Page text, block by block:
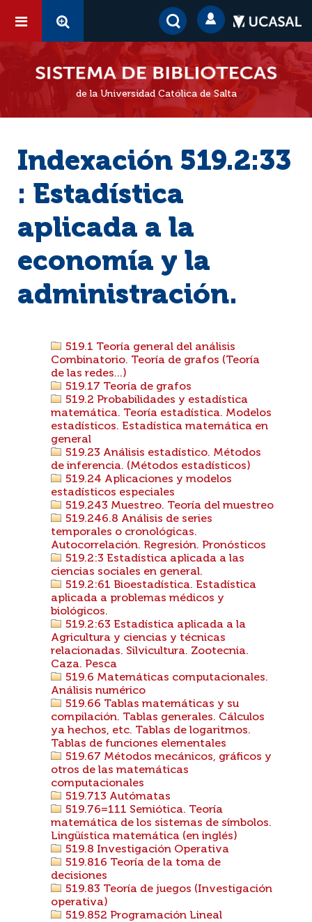
de la Universidad Católica de Salta
Indexación 519.2:33
: Estadística
aplicada a la
economía y la
administración.
519.1 Teoría general del análisis
Combinatorio. Teoría de grafos (Teoría
de las redes...)
519.17 Teoría de grafos
519.2 Probabilidades y estadística
matemática. Teoría estadística. Modelos
estadísticos. Estadística matemática en
general
519.23 Análisis estadístico. Métodos
de inferencia. (Métodos estadísticos)
519.24 Aplicaciones y modelos
estadísticos especiales
519.243 Muestreo. Teoría del muestreo
519.246.8 Análisis de series
temporales o cronológicas.
Autocorrelación. Regresión. Pronósticos
519.2:3 Estadística aplicada a las
ciencias sociales en general.
519.2:61 Bioestadística. Estadística
aplicada a problemas médicos y
biológicos.
519.2:63 Estadística aplicada a la
Agricultura y ciencias y técnicas
relacionadas. Silvicultura. Zootecnia.
Caza. Pesca
519.6 Matemáticas computacionales.
Análisis numérico
519.66 Tablas matemáticas y su
compilación. Tablas generales. Cálculos
ya hechos, etc. Tablas de logaritmos.
Tablas de funciones elementales
519.67 Métodos mecánicos, gráficos y
otros de las matemáticas
computacionales
519.713 Autómatas
519.76=111 Semiótica. Teoría
matemática de los sistemas de símbolos.
Lingüística matemática (en inglés)
519.8 Investigación Operativa
519.816 Teoría de la toma de
decisiones
519.83 Teoría de juegos (Investigación
operativa)
519.852 Programación Lineal